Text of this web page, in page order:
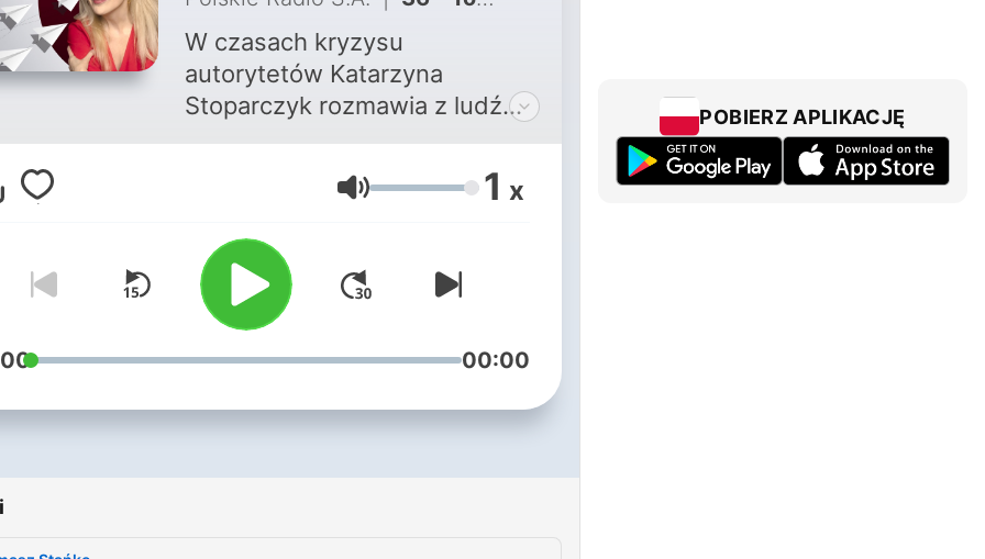
W czasach kryzysu
autorytetów Katarzyna
Stoparczyk rozmawia z ludźmi,
którzy nimi są. Rozmawia bez
nakładania masek, bez
koturnów i bez ściemy. W tych
rozmowach jest odwaga i
prawda. Jest też zaufanie,
jakim ci ludzie zechcieli
obdarzyć rozmówczynię. A
ona? Szuka w nich błysku
od zapomnienia. Po każdej
Głośność 1 x
00:00
POBIERZ APLIKACJĘ